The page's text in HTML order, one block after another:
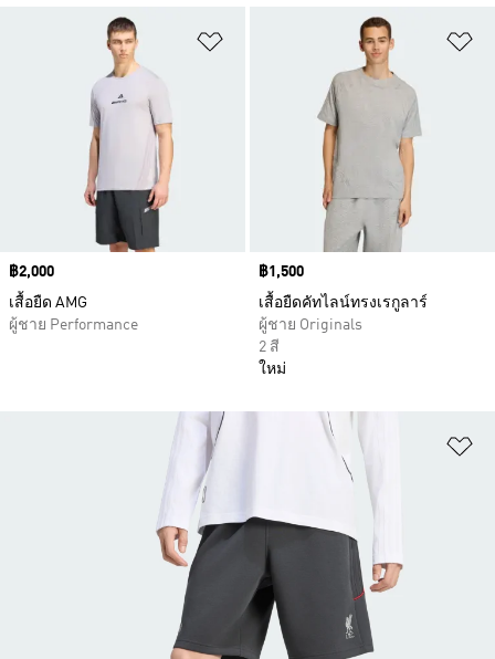
เพิ่มไปยังรายการสินค้าโปรด
Price
฿2,000
เสื้อยืด AMG
ผู้ชาย Performance
Price
฿1,500
เสื้อยืดคัทไลน์ทรงเรกูลาร์
ผู้ชาย Originals
2 สี
ใหม่